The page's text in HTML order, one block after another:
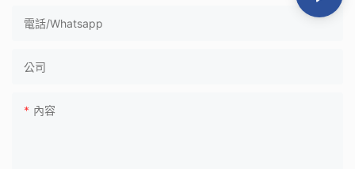
電話/whatsapp
公司
內容